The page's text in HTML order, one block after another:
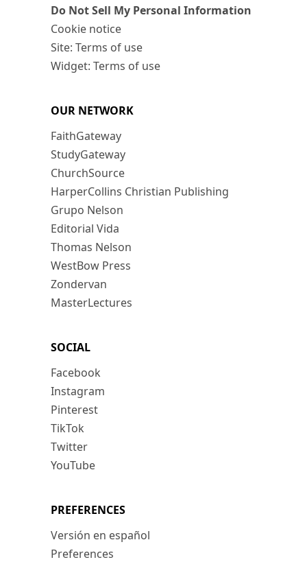
Do Not Sell My Personal Information
Cookie notice
Site: Terms of use
Widget: Terms of use
OUR NETWORK
FaithGateway
StudyGateway
ChurchSource
HarperCollins Christian Publishing
Grupo Nelson
Editorial Vida
Thomas Nelson
WestBow Press
Zondervan
MasterLectures
SOCIAL
Facebook
Instagram
Pinterest
TikTok
Twitter
YouTube
PREFERENCES
Versión en español
Preferences